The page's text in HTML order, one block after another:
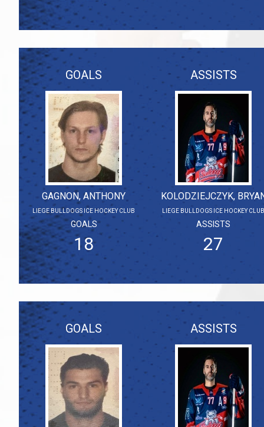
GOALS
GAGNON, ANTHONY
LIEGE BULLDOGS ICE HOCKEY CLUB
GOALS
18
ASSISTS
KOLODZIEJCZYK,
LIEGE BULLDOGS ICE HOCKEY CLUB
ASSISTS
27
GOALS ASSISTS